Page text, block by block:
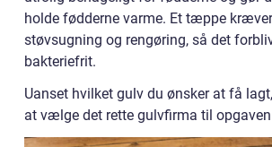
holde fødderne varme. Et tæppe
støvsugning og rengøring, så det
bakteriefrit.
Uanset hvilket gulv du ønsker at få
at vælge det rette gulvfirma til